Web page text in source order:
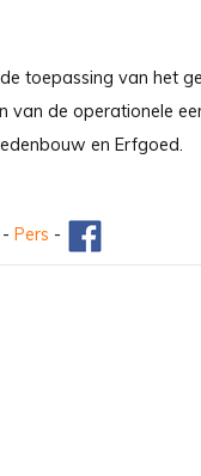
toepassing van het
van de operationele
en Erfgoed.
- Pers -